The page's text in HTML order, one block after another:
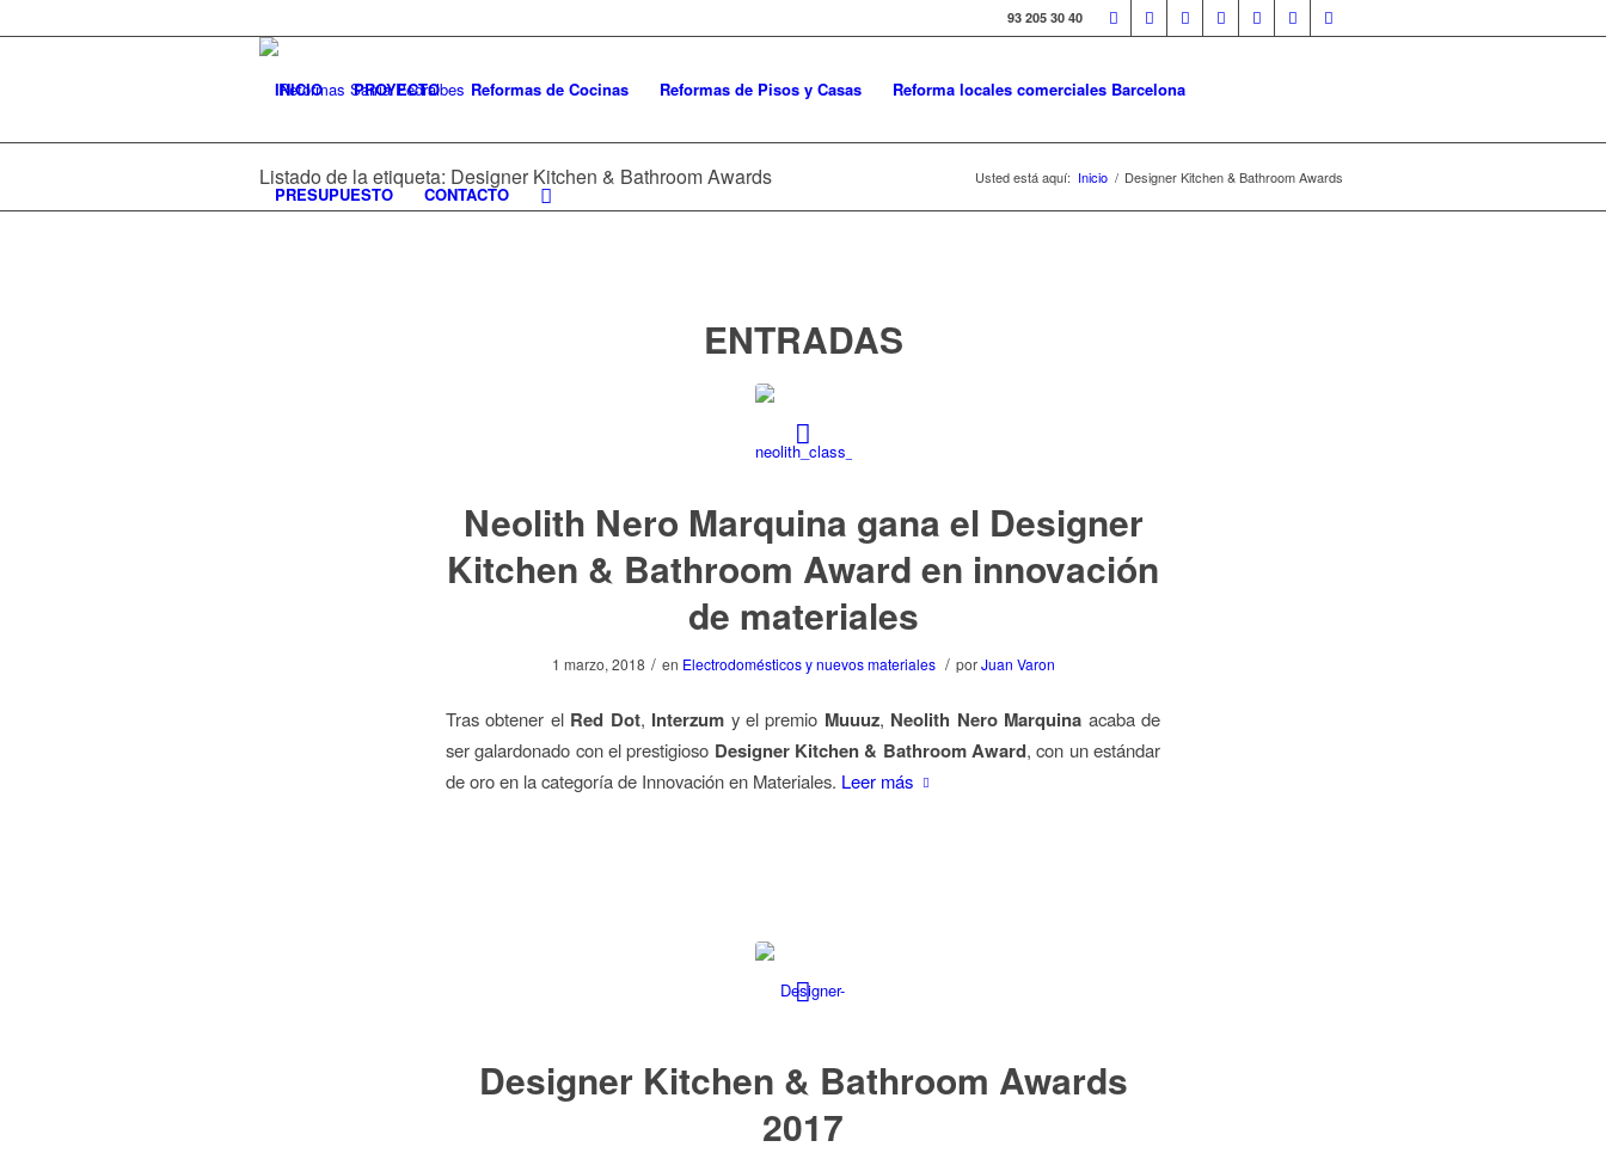
93 205 30 40
INICIO PROYECTO Reformas de Cocinas Reformas de Pisos y Casas Reforma locales comerciales Barcelona
PRESUPUESTO CONTACTO
Listado de la etiqueta: Designer Kitchen & Bathroom Awards Usted está aquí: Inicio / Designer Kitchen & Bathroom Awards
ENTRADAS
Neolith Nero Marquina gana el Designer
Kitchen & Bathroom Award en innovación
de materiales
1 marzo, 2018 / en Electrodomésticos y nuevos materiales / porJuan Varon
Tras obtener el Red Dot, Interzum y el premio Muuuz, Neolith Nero Marquina acaba de
ser galardonado con el prestigioso Designer Kitchen & Bathroom Award, con un estándar
de oro en la categoría de Innovación en Materiales. Leer más
Designer Kitchen & Bathroom Awards
2017